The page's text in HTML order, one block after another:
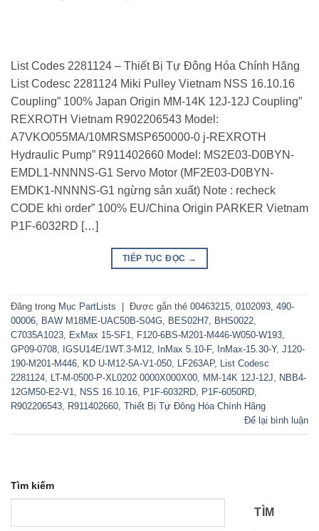
List Codes 2281124 – Thiết Bị Tự Đông Hóa Chính Hãng
List Codesc 2281124 Miki Pulley Vietnam NSS 16.10.16
Coupling” 100% Japan Origin MM-14K 12J-12J Coupling”
REXROTH Vietnam R902206543 Model:
A7VKO055MA/10MRSMSP650000-0 j-REXROTH
Hydraulic Pump” R911402660 Model: MS2E03-D0BYN-
EMDL1-NNNNS-G1 Servo Motor (MF2E03-D0BYN-
EMDK1-NNNNS-G1 ngừng sản xuất) Note : recheck
CODE khi order” 100% EU/China Origin PARKER Vietnam
P1F-6032RD […]
TIẾP TỤC ĐỌC →
Đăng trong Mục PartLists Được gắn thẻ 00463215, 0102093, 490-
00006, BAW M18ME-UAC50B-S04G, BES02H7, BHS0022,
C7035A1023, ExMax 15-SF1, F120-6BS-M201-M446-W050-W193,
GP09-0708, IGSU14E/1WT.3-M12, InMax 5.10-F, InMax-15.30-Y, J120-
190-M201-M446, KD U-M12-5A-V1-050, LF263AP, List Codesc
2281124, LT-M-0500-P-XL0202 0000X000X00, MM-14K 12J-12J, NBB4-
12GM50-E2-V1, NSS 16.10.16, P1F-6032RD, P1F-6050RD,
R902206543, R911402660, Thiết Bị Tự Đông Hóa Chính Hãng
Để lại bình luận
Tìm kiếm
TÌM